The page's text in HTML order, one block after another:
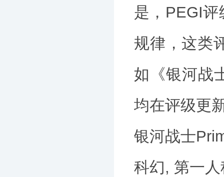
是，PEGI
规律，这类
如《银河战
均在评级更
银河战士
科幻, 第一